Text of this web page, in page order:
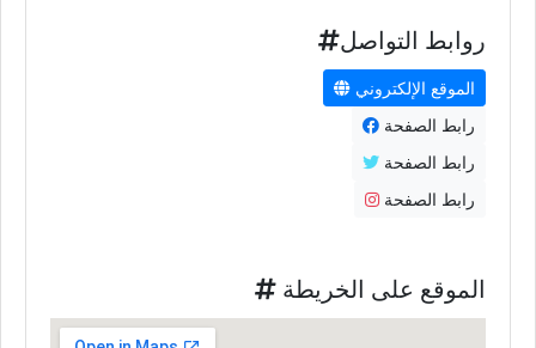
روابط التواصل
الموقع الإلكتروني
رابط الصفحة
رابط الصفحة
رابط الصفحة
الموقع على الخريطة